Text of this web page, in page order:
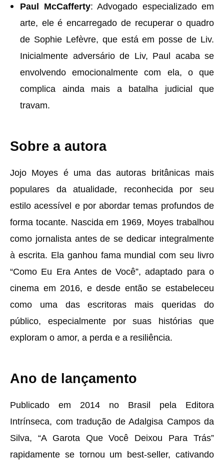
Paul McCafferty: Advogado especializado em
arte, ele é encarregado de recuperar o quadro
de Sophie Lefèvre, que está em posse de Liv.
Inicialmente adversário de Liv, Paul acaba se
envolvendo emocionalmente com ela, o que
complica ainda mais a batalha judicial que
travam.
Sobre a autora
Jojo Moyes é uma das autoras britânicas mais
populares da atualidade, reconhecida por seu
estilo acessível e por abordar temas profundos de
forma tocante. Nascida em 1969, Moyes trabalhou
como jornalista antes de se dedicar integralmente
à escrita. Ela ganhou fama mundial com seu livro
“Como Eu Era Antes de Você”, adaptado para o
cinema em 2016, e desde então se estabeleceu
como uma das escritoras mais queridas do
público, especialmente por suas histórias que
exploram o amor, a perda e a resiliência.
Ano de lançamento
Publicado em 2014 no Brasil pela Editora
Intrínseca, com tradução de Adalgisa Campos da
Silva, “A Garota Que Você Deixou Para Trás”
rapidamente se tornou um best-seller, cativando